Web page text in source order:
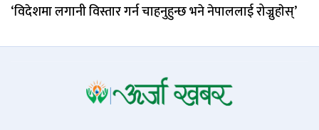
‘विदेशमा लगानी विस्तार गर्न चाहनुहुन्छ भने नेपाललाई रोज्नुहाेस्’